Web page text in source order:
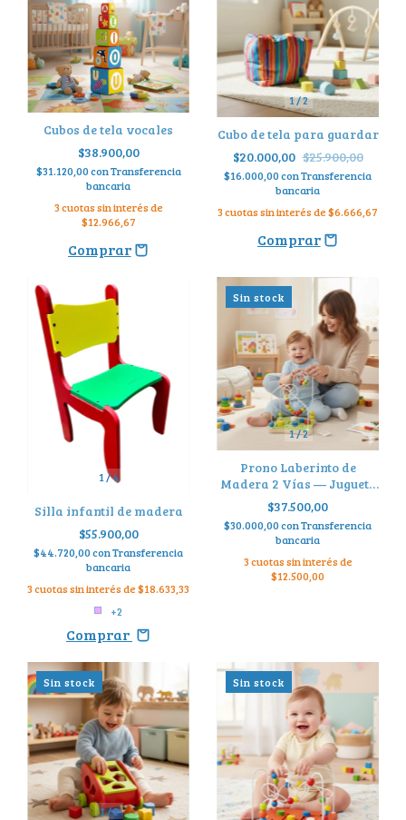
Cubos de tela vocales
$38.900,00
$31.120,00conTransferencia
bancaria
3cuotas sin interés de
$12.966,67
1/2
Cubo de tela para guardar
$20.000,00 $25.900,00
$16.000,00conTransferencia
bancaria
3cuotas sin interés de$6.666,67
1 /4
Silla infantil de madera
$55.900,00
$44.720,00conTransferencia
bancaria
3cuotas sin interés de$18.633,33
+2
Comprar
1/2
Sin stock
Prono Laberinto de
Madera 2 Vías — Juguete
Montessori para Bebés sin
Pantallas
$37.500,00
$30.000,00conTransferencia
bancaria
3cuotas sin interés de
$12.500,00
1/2
Sin stock Sin stock